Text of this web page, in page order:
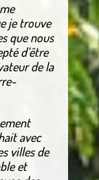
je trouve
que nous
d’être
de la
avec
villes de
et